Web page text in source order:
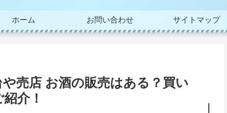
ホーム お問い合わせ サイトマップ
売店 お酒の販売はある？買い
介！